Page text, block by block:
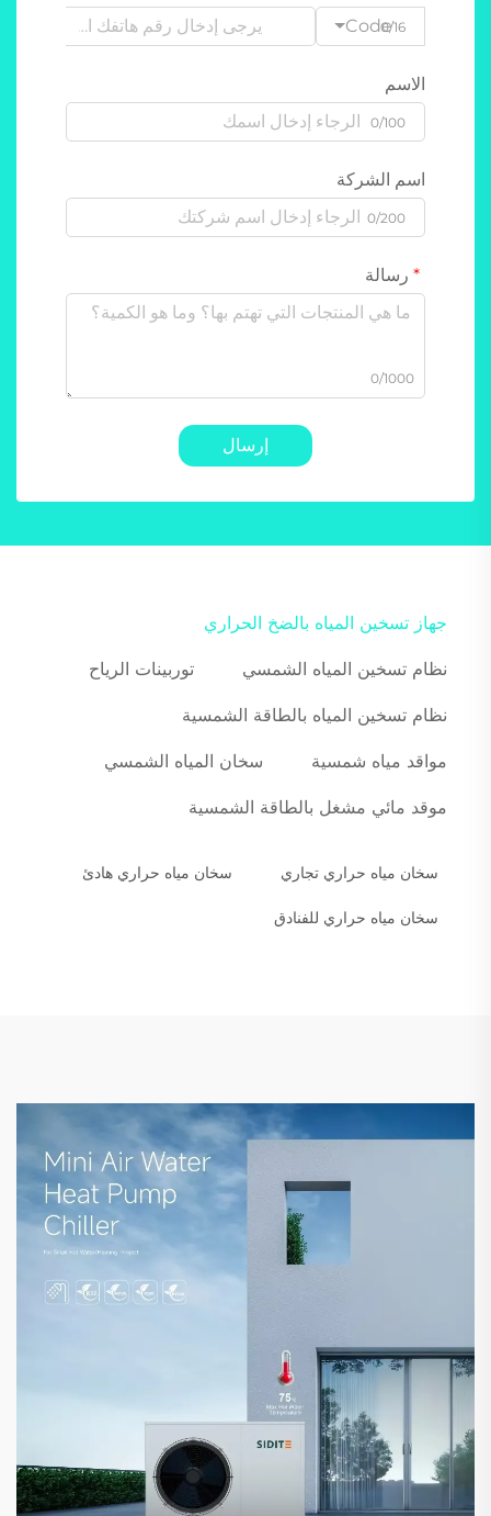
Code0/16
الاسم
0/100
اسم الشركة
0/200
رسالة
0/1000
إرسال
جهاز تسخين المياه بالضخ الحراري
نظام تسخين المياه الشمسي توربينات الرياح
نظام تسخين المياه بالطاقة الشمسية
مواقد مياه شمسية سخان المياه الشمسي
موقد مائي مشغل بالطاقة الشمسية
سخان مياه حراري تجاري سخان مياه حراري هادئ
سخان مياه حراري للفنادق